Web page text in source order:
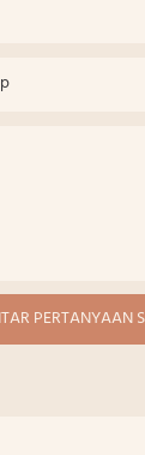
PERTANYAAN